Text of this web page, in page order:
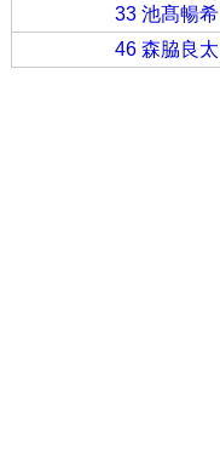
33 池髙暢希
46 森脇良太